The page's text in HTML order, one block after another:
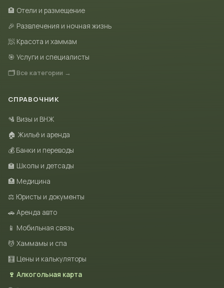
🏨 Отели и размещение
🎉 Развлечения и ночная жизнь
🧖 Красота и хаммам
🎯 Услуги и специалисты
🗂 Все категории →
СПРАВОЧНИК
🛂 Визы и ВНЖ
🏠 Жильё и аренда
💰 Банки и переводы
🏫 Школы и детсады
🏥 Медицина
⚖️ Юристы и документы
🚗 Аренда авто
📱 Мобильная связь
💆 Хаммамы и спа
🧮 Цены и калькуляторы
🍷 Алкогольная карта